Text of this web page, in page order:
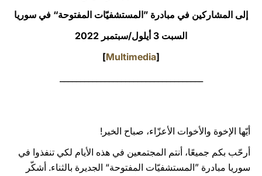
إلى المشاركين في مبادرة ”المستشفيّات المفتوحة“ في سوريا
السبت 3 أيلول/سبتمبر 2022
[
Multimedia
]
أيّها الإخوة والأخوات الأعزّاء، صباح الخير!
أرحّب بكم جميعًا، أنتم المجتمعين في هذه الأيام لكي تنفذوا في
سوريا مبادرة ”المستشفيّات المفتوحة“ الجديرة بالثناء. أشكّر